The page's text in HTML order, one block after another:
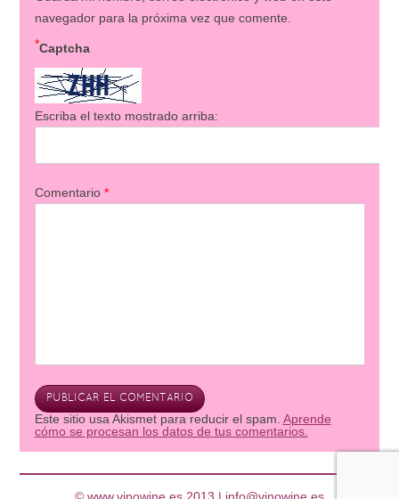
navegador para la próxima vez que comente.
Captcha
*
Escriba el texto mostrado arriba:
Comentario *
Este sitio usa Akismet para reducir el spam. Aprende
cómo se procesan los datos de tus comentarios.